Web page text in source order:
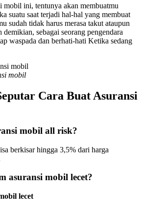
mobil ini, tentunya akan membuatmu
suatu saat terjadi hal-hal yang membuat
sudah tidak harus merasa takut ataupun
sebagai seorang pengendara
waspada dan berhati-hati Ketika sedang
mobil
Cara Buat Asuransi
mobil all risk?
berkisar hingga 3,5% dari harga
asuransi mobil lecet?
lecet